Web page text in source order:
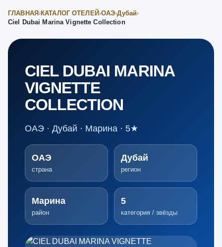
ГЛАВНАЯ ›КАТАЛОГ ОТЕЛЕЙ ›ОАЭ›Дубай›
Ciel Dubai Marina Vignette Collection
CIEL DUBAI MARINA
VIGNETTE
COLLECTION
ОАЭ · Дубай · Марина · 5★
ОАЭ
страна
Дубай
регион
Марина
район
5
категория / звёзды